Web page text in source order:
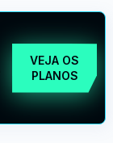
VEJA OS
PLANOS